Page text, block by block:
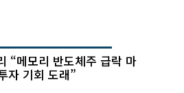
“메모리 반도체주 급락 마
자 기회 도래”